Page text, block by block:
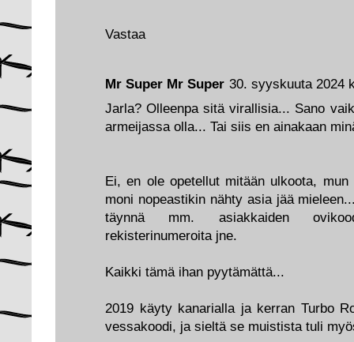
Mr Super Mr Super 30. syyskuuta 2024
Jarla? Olleenpa sitä virallisia... Sano
armeijassa olla... Tai siis en ainakaan
Ei, en ole opetellut mitään ulkoota,
moni nopeastikin nähty asia jää
täynnä mm. asiakkaiden
rekisterinumeroita jne.
Kaikki tämä ihan pyytämättä...
2019 käyty kanarialla ja kerran Turbo
vessakoodi, ja sieltä se muistista tuli
Vastaa